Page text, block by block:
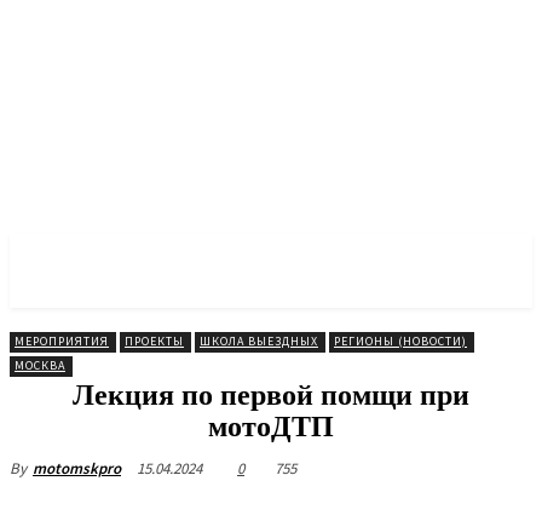
МЕРОПРИЯТИЯ ПРОЕКТЫ ШКОЛА ВЫЕЗДНЫХ
РЕГИОНЫ (НОВОСТИ)
МОСКВА
Лекция по первой помщи при
мотоДТП
By motomskpro 15.04.2024 0 755